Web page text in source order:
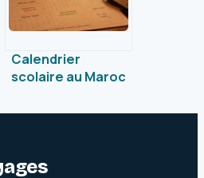
Calendrier
scolaire au Maroc
repos et les clés